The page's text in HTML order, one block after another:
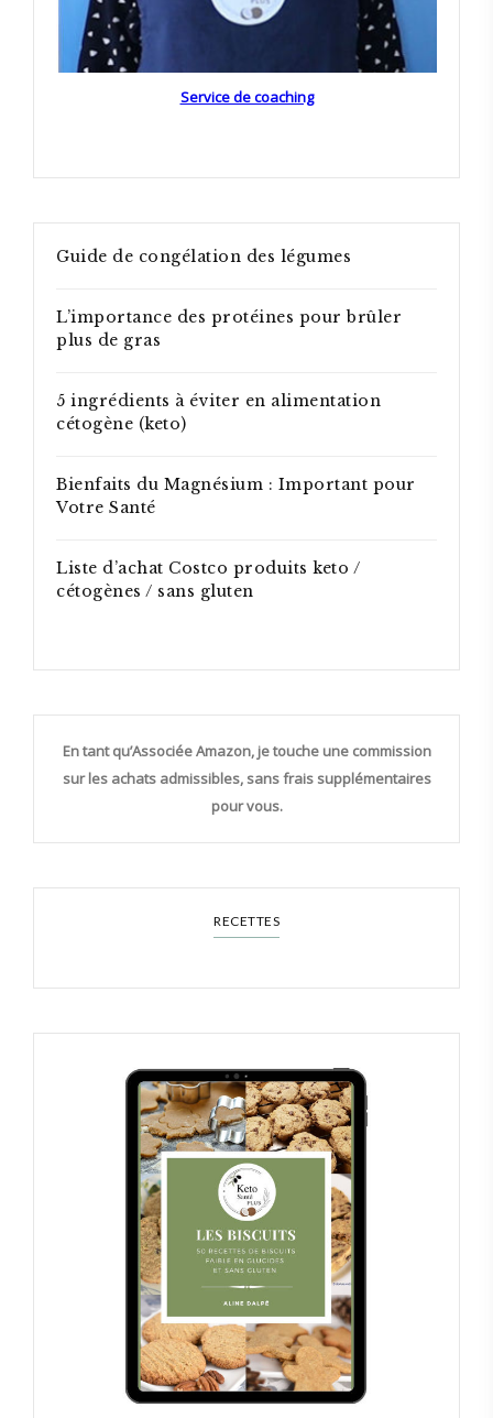
Service de coaching
Guide de congélation des légumes
L’importance des protéines pour brûler
plus de gras
5 ingrédients à éviter en alimentation
cétogène (keto)
Bienfaits du Magnésium : Important pour
Votre Santé
Liste d’achat Costco produits keto /
cétogènes / sans gluten
En tant qu’Associée Amazon, je touche une commission
sur les achats admissibles, sans frais supplémentaires
pour vous.
RECETTES